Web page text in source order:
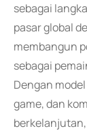
sebagai
pasar global
membangun
sebagai
Dengan
game, dan